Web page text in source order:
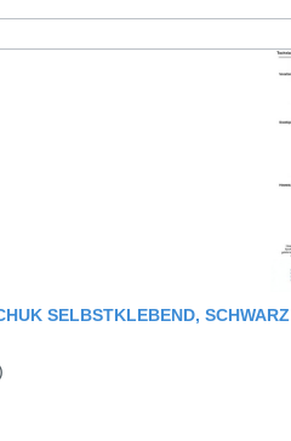
SELBSTKLEBEND, SCHWARZ